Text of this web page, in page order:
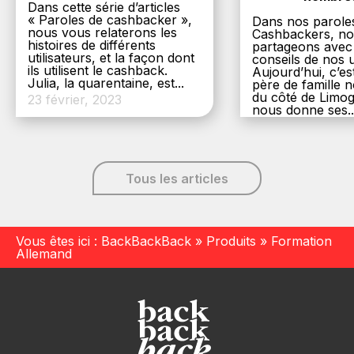
Dans cette série d’articles
« Paroles de cashbacker »,
nous vous relaterons les
histoires de différents
utilisateurs, et la façon dont
ils utilisent le cashback.
Julia, la quarentaine, est...
23 février, 2023
Dans nos
Cashbackers,
partageons
conseils de nos
Aujourd’hui,
père de famille
du côté de
nous donne
Tous les articles
Vous êtes ici : BackBackBack » Produits » Formation
Allemand